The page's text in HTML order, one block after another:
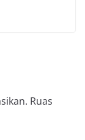
Ruas